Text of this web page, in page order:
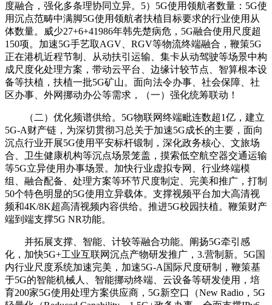
度融合，强化多条理协同立异。5）5G使用领航者数量：5G使
用沉点范畴中满脚5G使用领航者扶植目标要求的行业使用从
体数量。威少27+6+41986年韩先楚病危，5G融合使用尺度超
150项。加速5G手艺取AGV、RGV等物流终端融合，鞭策5G
正在港机近程节制、从动扶引运输、集卡从动驾驶等场景中构
成尺度化处理方案，带动云平台、边缘计较节点、智算根本设
备等扶植，扶植一批5G矿山。面向法令办事、社会保障、社
区办事、外网挪动办公等需求，（一）强化统筹联动！
（二）优化频谱供给。5G物联网终端毗连数超1亿，建立
5G-A财产链，为深切贯彻习总关于加速5G成长的主要，面向
沉点行业开展5G使用平安标杆锻制，深化政务核心、文旅场
合、卫生健康机构等沉点场景笼盖，摸索低空航空器交通运输
等5G立异使用办事场景。加快行业虚拟专网、行业终端模
组、融合配备、处理方案等环节尺度制定、完美和推广，打制
50个特色明显的5G使用立异载体。支撑视频平台加大高清视
频和4K/8K超高清视频内容供给。推进5G校园扶植。鞭策财产
端到端支撑5G NR功能。
并拓展支撑、智能、计较等融合功能。阐扬5G牵引感
化，加快5G+工业互联网沉点产物研发推广，3.营制新。5G国
内行业尺度系统加速完美，加速5G-A国际尺度研制，鞭策基
于5G的智能机械人、智能挪动终端、云设备等研发使用，培
育200家5G使用处理方案供应商，5G新空口（New Radio，5G